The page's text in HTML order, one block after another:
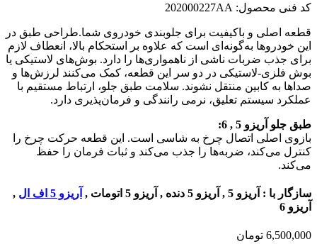
کد فنی محصول: 202000227AA
قطعه اصلی و باکیفیت برای جلوبندی خودروی شما.طراحی طبق در
این خودروها به‌گونه‌ای است که علاوه بر استحکام بالا، انعطاف لازم
برای جذب ضربات ناشی از ناهمواری‌ها را دارد. بوش‌های لاستیکی یا
بوش فلزی‌-لاستیکی در دو سر این قطعه، کمک می‌کنند لرزش‌ها و
صداها به کابین منتقل نشوند. سلامت طبق جلو، ارتباط مستقیم با
عملکرد سیستم تعلیق، نرمی رانندگی و فرمان‌پذیری دارد.
طبق جلو آریزو 5 , 6:
بازوی اصلی اتصال چرخ به شاسی است. این قطعه حرکت چرخ را
کنترل می‌کند، ضربه‌ها را جذب می‌کند و ثبات فرمان را حفظ
می‌کند.
سازگار با : آریزو 5 , آریزو 5 دنده , آریزو 5 اتومات , آریزو 5 اف ال
,
آریزو 6
6,500,000 تومان